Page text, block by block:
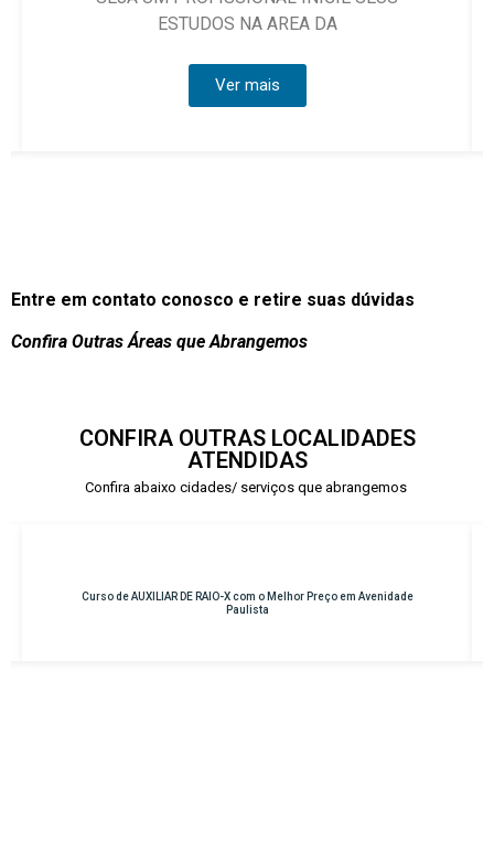
Entre em contato conosco e retire suas dúvidas
Confira Outras Áreas que Abrangemos
CONFIRA OUTRAS LOCALIDADES
ATENDIDAS
Confira abaixo cidades/ serviços que abrangemos
Curso de AUXILIAR DE RAIO-X com o Melhor Preço em Avenidade